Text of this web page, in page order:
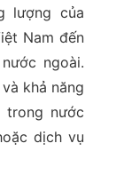
lượng của
Nam đến
ngoài.
khả năng
trong nước
dịch vụ